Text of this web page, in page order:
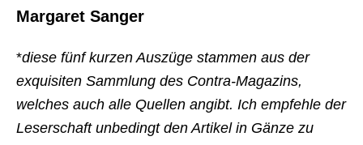
Margaret Sanger
*diese fünf kurzen Auszüge stammen aus der
exquisiten Sammlung des Contra-Magazins,
welches auch alle Quellen angibt. Ich empfehle der
Leserschaft unbedingt den Artikel in Gänze zu